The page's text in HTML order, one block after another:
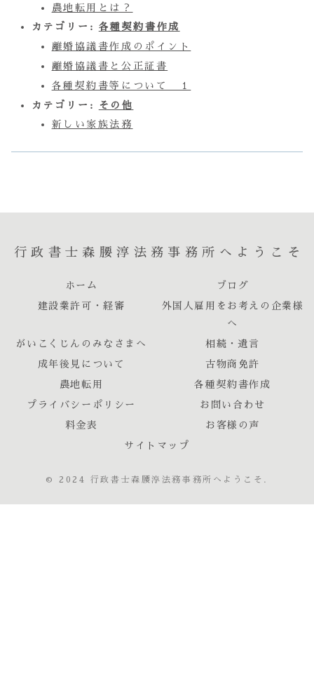
農地転用とは？
カテゴリー: 各種契約書作成
離婚協議書作成のポイント
離婚協議書と公正証書
各種契約書等について １
カテゴリー:
その他
新しい家族法務
行政書士森腰淳法務事務所へようこそ
ホーム
ブログ
建設業許可・経審
外国人雇用をお考えの企業様
へ
がいこくじんのみなさまへ
相続・遺言
成年後見について
古物商免許
農地転用
各種契約書作成
プライバシーポリシー
お問い合わせ
料金表
お客様の声
サイトマップ
© 2024 行政書士森腰淳法務事務所へようこそ.